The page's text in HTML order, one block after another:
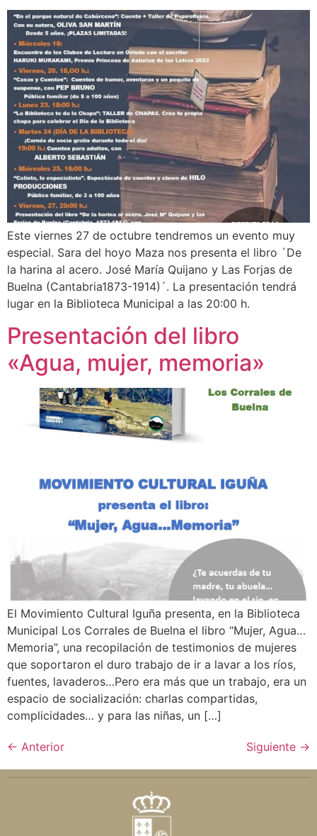
Este viernes 27 de octubre tendremos un evento muy
especial. Sara del hoyo Maza nos presenta el libro `De
la harina al acero. José María Quijano y Las Forjas de
Buelna (Cantabria1873-1914)´. La presentación tendrá
lugar en la Biblioteca Municipal a las 20:00 h.
Presentación del libro
«Agua, mujer, memoria»
El Movimiento Cultural Iguña presenta, en la Biblioteca
Municipal Los Corrales de Buelna el libro “Mujer, Agua…
Memoria”, una recopilación de testimonios de mujeres
que soportaron el duro trabajo de ir a lavar a los ríos,
fuentes, lavaderos…Pero era más que un trabajo, era un
espacio de socialización: charlas compartidas,
complicidades… y para las niñas, un […]
← Anterior Siguiente →